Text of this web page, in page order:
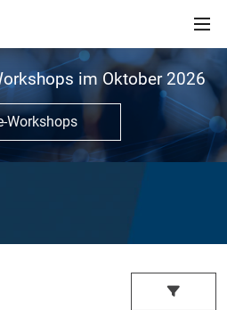
im Oktober 2026
Workshops